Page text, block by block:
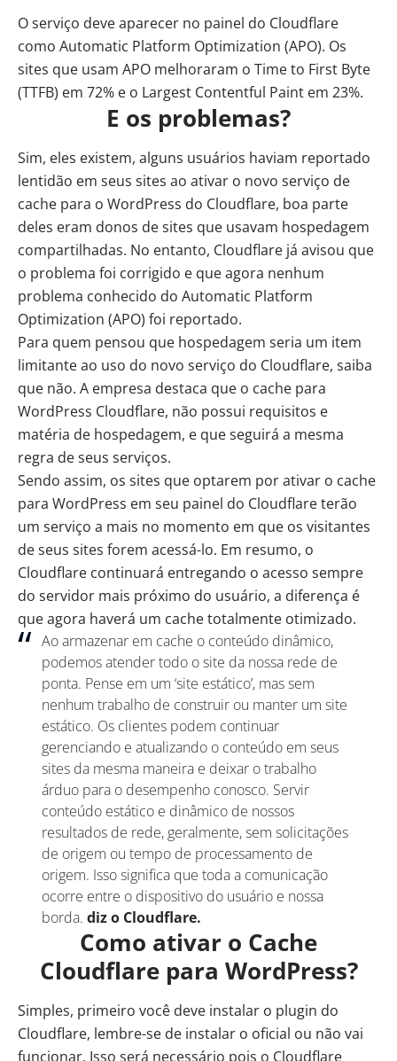
O serviço deve aparecer no painel do Cloudflare
como Automatic Platform Optimization (APO). Os
sites que usam APO melhoraram o Time to First Byte
(TTFB) em 72% e o Largest Contentful Paint em 23%.
E os problemas?
Sim, eles existem, alguns usuários haviam reportado
lentidão em seus sites ao ativar o novo serviço de
cache para o WordPress do Cloudflare, boa parte
deles eram donos de sites que usavam hospedagem
compartilhadas. No entanto, Cloudflare já avisou que
o problema foi corrigido e que agora nenhum
problema conhecido do Automatic Platform
Optimization (APO) foi reportado.
Para quem pensou que hospedagem seria um item
limitante ao uso do novo serviço do Cloudflare, saiba
que não. A empresa destaca que o cache para
WordPress Cloudflare, não possui requisitos e
matéria de hospedagem, e que seguirá a mesma
regra de seus serviços.
Sendo assim, os sites que optarem por ativar o cache
para WordPress em seu painel do Cloudflare terão
um serviço a mais no momento em que os visitantes
de seus sites forem acessá-lo. Em resumo, o
Cloudflare continuará entregando o acesso sempre
do servidor mais próximo do usuário, a diferença é
que agora haverá um cache totalmente otimizado.
Ao armazenar em cache o conteúdo dinâmico,
podemos atender todo o site da nossa rede de
ponta. Pense em um ‘site estático’, mas sem
nenhum trabalho de construir ou manter um site
estático. Os clientes podem continuar
gerenciando e atualizando o conteúdo em seus
sites da mesma maneira e deixar o trabalho
árduo para o desempenho conosco. Servir
conteúdo estático e dinâmico de nossos
resultados de rede, geralmente, sem solicitações
de origem ou tempo de processamento de
origem. Isso significa que toda a comunicação
ocorre entre o dispositivo do usuário e nossa
borda. diz o Cloudflare.
Como ativar o Cache
Cloudflare para WordPress?
Simples, primeiro você deve instalar o plugin do
Cloudflare, lembre-se de instalar o oficial ou não vai
funcionar. Isso será necessário pois o Cloudflare